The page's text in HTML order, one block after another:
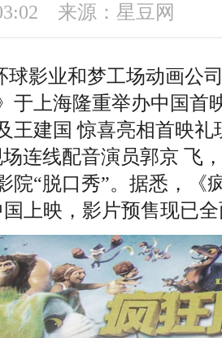
来源：星豆网
球影业和梦工场动画公
于上海隆重举办中国
王建国 惊喜亮相首映礼
连线配音演员郭京 飞
院“脱口秀”。据悉，《
国上映，影片预售现已